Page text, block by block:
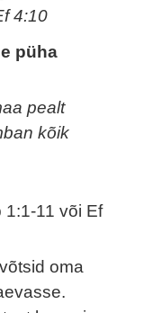
4:10
püha
pealt
kõik
1:1-11 või Ef
oma